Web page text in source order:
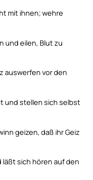
mit ihnen; wehre
und eilen, Blut zu
auswerfen vor den
und stellen sich selbst
geizen, daß ihr Geiz
läßt sich hören auf den